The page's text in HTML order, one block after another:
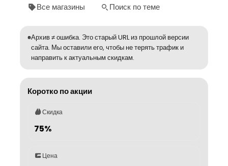
Все магазины Поиск по теме
Архив ≠ ошибка. Это старый URL из прошлой версии
сайта. Мы оставили его, чтобы не терять трафик и
направить к актуальным скидкам.
Коротко по акции
Скидка
75%
Цена